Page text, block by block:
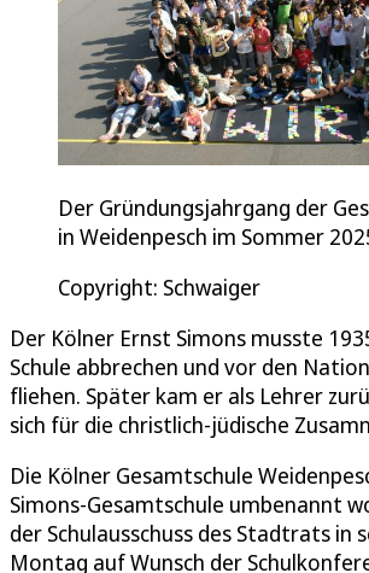
Der Gründungsjahrgang der
in Weidenpesch im Sommer
Copyright: Schwaiger
Der Kölner Ernst Simons musste
Schule abbrechen und vor den
fliehen. Später kam er als Lehrer
sich für die christlich-jüdische
Die Kölner Gesamtschule
Simons-Gesamtschule umbenannt
der Schulausschuss des Stadtrats in
Montag auf Wunsch der